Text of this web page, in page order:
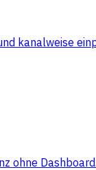
kanalweise
ohne Dashboard.